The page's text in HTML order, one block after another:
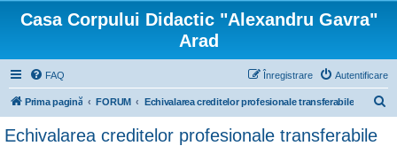
Casa Corpului Didactic "Alexandru Gavra"
Arad
FAQ Autentificare
Înregistrare
Prima pagină FORUM Echivalarea creditelor profesionale transferabile
Echivalarea creditelor profesionale transferabile